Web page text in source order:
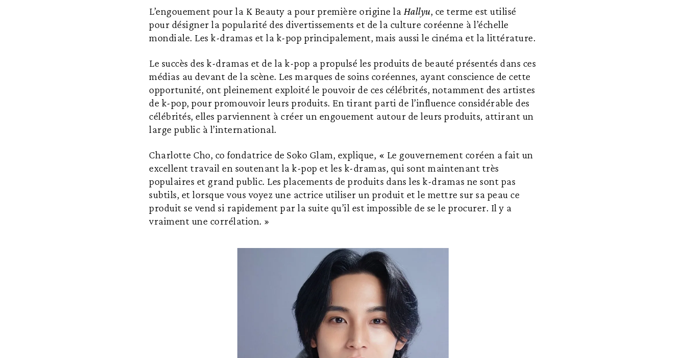
L’engouement pour la K Beauty a pour première origine la Hallyu, ce terme est utilisé
pour désigner la popularité des divertissements et de la culture coréenne à l’échelle
mondiale. Les k-dramas et la k-pop principalement, mais aussi le cinéma et la littérature.
Le succès des k-dramas et de la k-pop a propulsé les produits de beauté présentés dans ces
médias au devant de la scène. Les marques de soins coréennes, ayant conscience de cette
opportunité, ont pleinement exploité le pouvoir de ces célébrités, notamment des artistes
de k-pop, pour promouvoir leurs produits. En tirant parti de l’influence considérable des
célébrités, elles parviennent à créer un engouement autour de leurs produits, attirant un
large public à l’international.
Charlotte Cho, co fondatrice de Soko Glam, explique, « Le gouvernement coréen a fait un
excellent travail en soutenant la k-pop et les k-dramas, qui sont maintenant très
populaires et grand public. Les placements de produits dans les k-dramas ne sont pas
subtils, et lorsque vous voyez une actrice utiliser un produit et le mettre sur sa peau ce
produit se vend si rapidement par la suite qu’il est impossible de se le procurer. Il y a
vraiment une corrélation. »